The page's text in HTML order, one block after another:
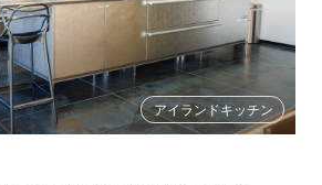
アイランドキッチン